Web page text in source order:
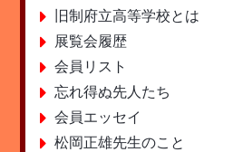
旧制府立高等学校とは
展覧会履歴
会員リスト
忘れ得ぬ先人たち
会員エッセイ
松岡正雄先生のこと